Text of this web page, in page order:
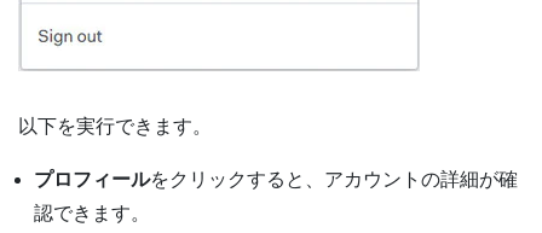
以下を実行できます。
プロフィールをクリックすると、アカウントの詳細が確
認できます。